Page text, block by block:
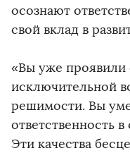
осознают
свой вклад в
«Вы уже проявили
исключительной
решимости. Вы
ответственность
Эти качества